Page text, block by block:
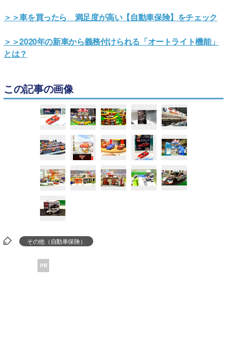
＞＞車を買ったら 満足度が高い【自動車保険】をチェック
＞＞2020年の新車から義務付けられる「オートライト機能」
とは？
この記事の画像
その他（自動車保険）
PR